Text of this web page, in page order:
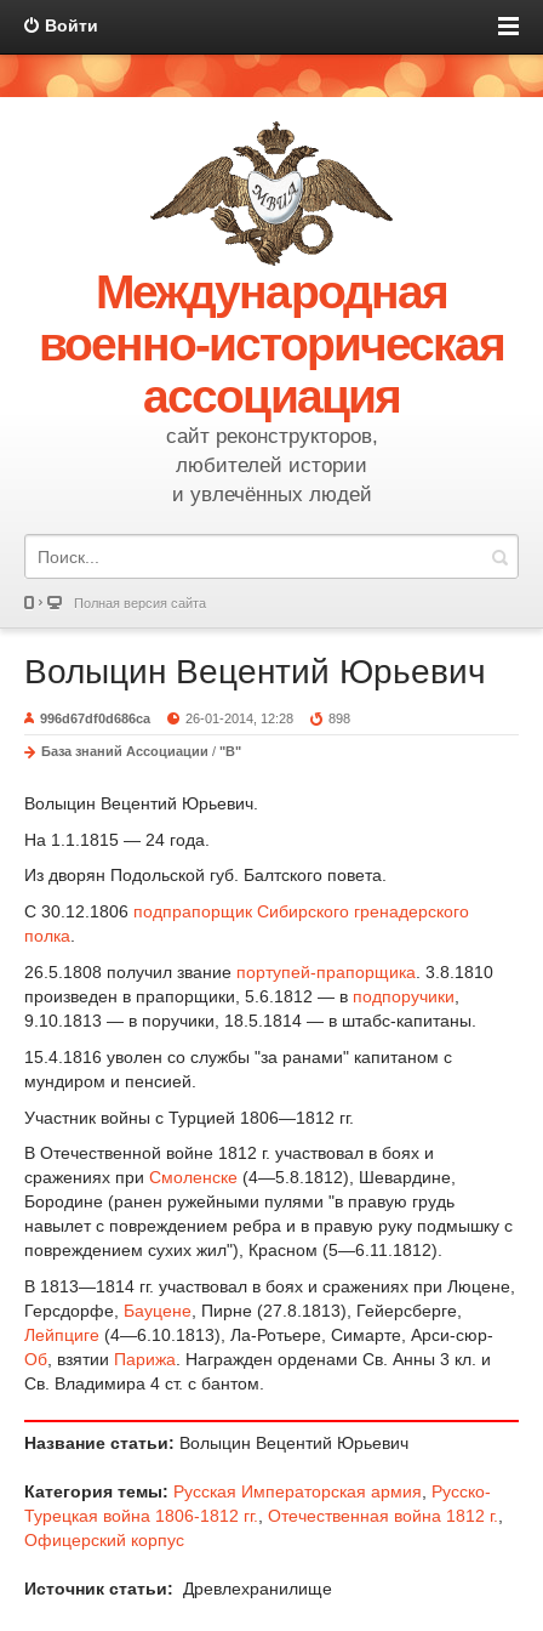
Войти
Международная
военно-историческая
ассоциация
сайт реконструкторов,
любителей истории
и увлечённых людей
Полная версия сайта
Волыцин Вецентий Юрьевич
996d67df0d686ca 26-01-2014, 12:28 898
База знаний Ассоциации / "В"
Волыцин Вецентий Юрьевич.
На 1.1.1815 — 24 года.
Из дворян Подольской губ. Балтского повета.
С 30.12.1806 подпрапорщик Сибирского гренадерского
полка
26.5.1808 получил звание портупей-прапорщика . 3.8.1810
произведен в прапорщики, 5.6.1812 — в подпоручики
9.10.1813 — в поручики, 18.5.1814 — в штабс-капитаны.
15.4.1816 уволен со службы "за ранами" капитаном с
мундиром и пенсией.
Участник войны с Турцией 1806—1812 гг.
В Отечественной войне 1812 г. участвовал в боях и
сражениях при Смоленске (4—5.8.1812), Шевардине,
Бородине (ранен ружейными пулями "в правую грудь
навылет с повреждением ребра и в правую руку подмышку с
повреждением сухих жил"), Красном (5—6.11.1812).
В 1813—1814 гг. участвовал в боях и сражениях при Люцене,
Герсдорфе, Бауцене , Пирне (27.8.1813), Гейерсберге,
Лейпциге (4—6.10.1813), Ла-Ротьере, Симарте, Арси-сюр-
Об , взятии Парижа . Награжден орденами Св. Анны 3 кл. и
Св. Владимира 4 ст. с бантом.
Название статьи: Волыцин Вецентий Юрьевич
Категория темы: Русская Императорская армия
Русско-
Турецкая война 1806-1812 гг.
Отечественная война 1812 г.
Офицерский корпус
Источник статьи: Древлехранилище